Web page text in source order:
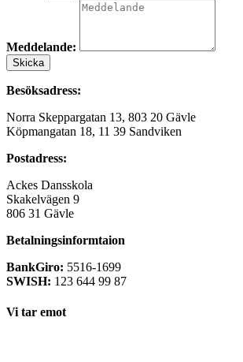
Meddelande:
Skicka
Besöksadress:
Norra Skeppargatan 13, 803 20 Gävle
Köpmangatan 18, 11 39 Sandviken
Postadress:
Ackes Dansskola
Skakelvägen 9
806 31 Gävle
Betalningsinformtaion
BankGiro: 5516-1699
SWISH: 123 644 99 87
Vi tar emot